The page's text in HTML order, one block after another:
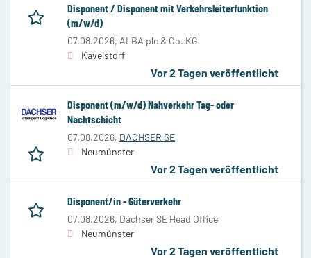
Disponent / Disponent mit Verkehrsleiterfunktion
(m/w/d)
07.08.2026, ALBA plc & Co. KG
Kavelstorf
Vor 2 Tagen veröffentlicht
Disponent (m/w/d) Nahverkehr Tag- oder
Nachtschicht
07.08.2026, DACHSER SE
Neumünster
Vor 2 Tagen veröffentlicht
Disponent/in - Güterverkehr
07.08.2026, Dachser SE Head Office
Neumünster
Vor 2 Tagen veröffentlicht